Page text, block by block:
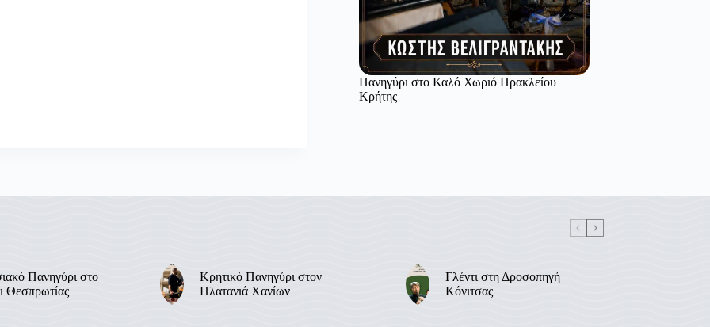
Πανηγύρι στο Καλό Χωριό Ηρακλείου
Κρήτης
Πανηγύρι στο
Θεσπρωτίας
Κρητικό Πανηγύρι στον
Πλατανιά Χανίων
Γλέντι στη Δροσοπηγή
Κόνιτσας